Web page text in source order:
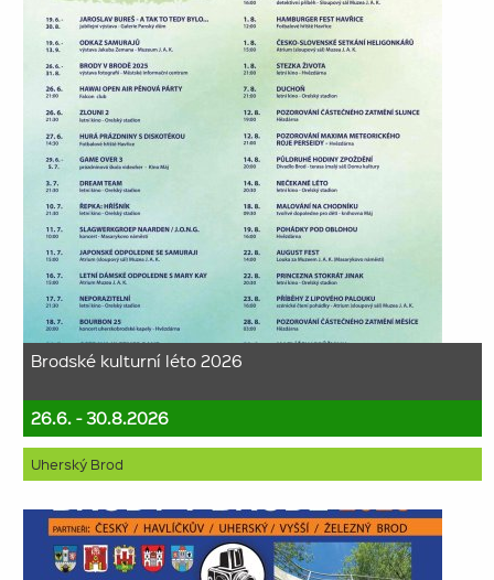
Brodské kulturní léto 2026
26.6. - 30.8.2026
Uherský Brod